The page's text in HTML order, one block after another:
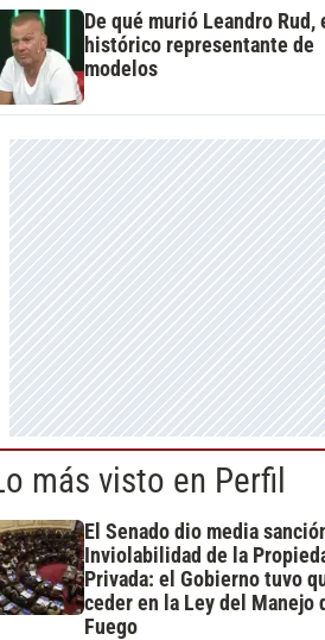
De qué murió Leandro Rud,
histórico representante de
modelos
más visto en Perfil
El Senado dio media
Inviolabilidad de la
Privada: el Gobierno tuvo
ceder en la Ley del Manejo
Fuego